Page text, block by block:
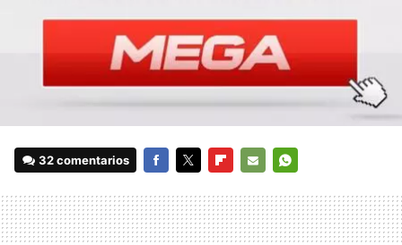
32 comentarios
MAIL